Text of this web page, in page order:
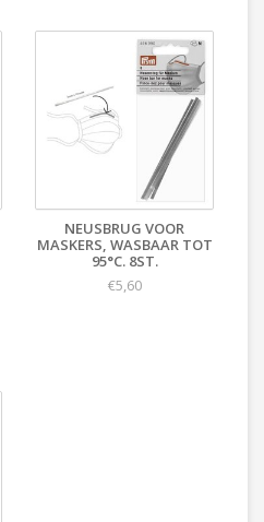
NEUSBRUG VOOR
MASKERS, WASBAAR TOT
95°C. 8ST.
€5,60